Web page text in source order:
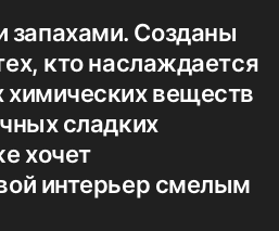
Созданы
кто наслаждается
химических веществ
сладких
хочет
интерьер смелым